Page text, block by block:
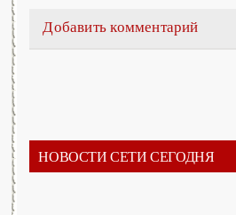
Добавить комментарий
НОВОСТИ СЕТИ СЕГОДНЯ